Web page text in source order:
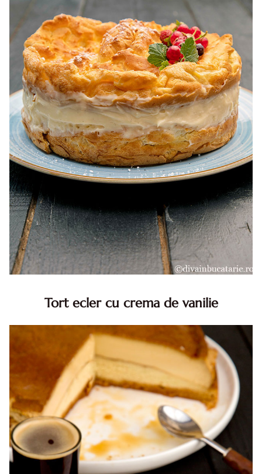
Tort ecler cu crema de vanilie
Reteta tort ecler. Tort ecler cu crema vanilie. Reteta
Karpatka